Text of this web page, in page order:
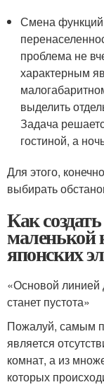
Смена
проблема не
характерным
выделить
Задача
гостиной, а
Для этого,
выбирать
Как
маленькой
японских
«Основой линией
станет пустота»
Пожалуй, самым
является
комнат, а из
которых